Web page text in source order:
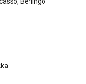
Berlingo